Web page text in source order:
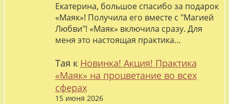
Екатерина, большое спасибо за подарок
«Маяк»! Получила его вместе с "Магией
Любви"! «Маяк» включила сразу. Для
меня это настоящая практика…
Тая к Новинка! Акция! Практика
«Маяк» на процветание во всех
сферах
15 июня 2026